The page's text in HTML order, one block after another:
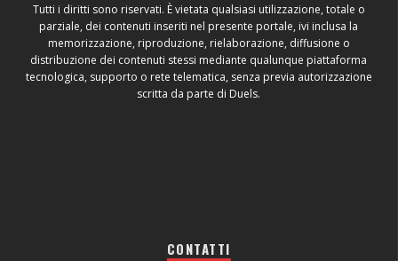
Tutti i diritti sono riservati. È vietata qualsiasi utilizzazione, totale o
parziale, dei contenuti inseriti nel presente portale, ivi inclusa la
memorizzazione, riproduzione, rielaborazione, diffusione o
distribuzione dei contenuti stessi mediante qualunque piattaforma
tecnologica, supporto o rete telematica, senza previa autorizzazione
scritta da parte di Duels.
CONTATTI